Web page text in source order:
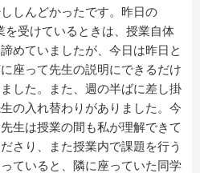
しんどかったです。昨日の
を受けているときは、授業自体
めていましたが、今日は昨日と
座って先生の説明にできるだけ
した。また、週の半ばに差し掛
の入れ替わりがありました。今
生は授業の間も私が理解できて
さり、また授業内で課題を行う
ていると、隣に座っていた同学